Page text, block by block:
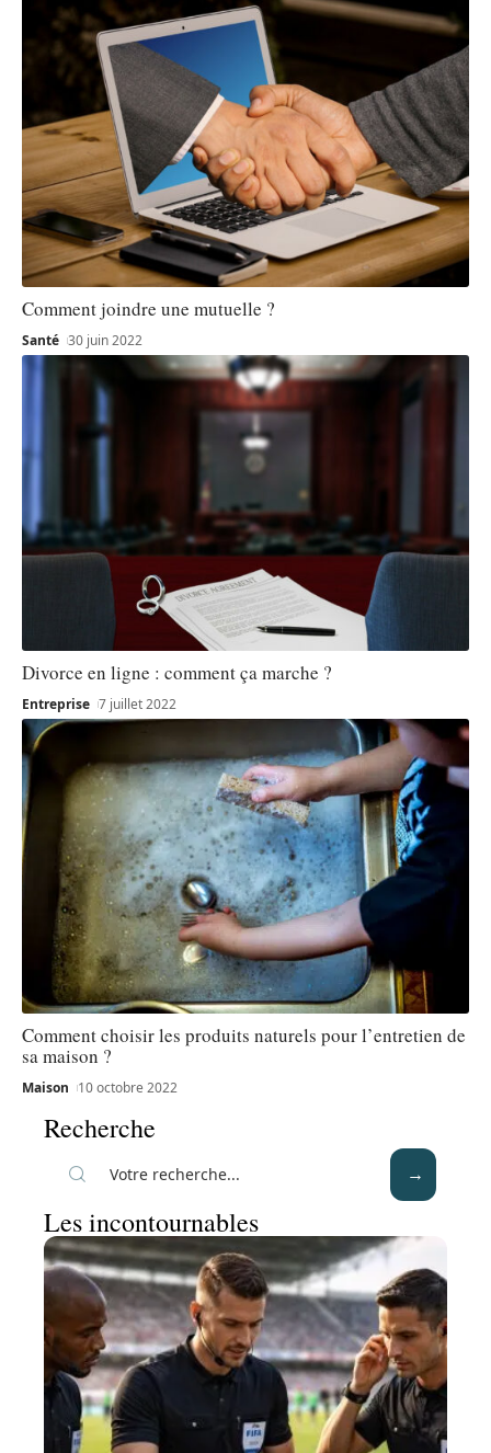
Comment joindre une mutuelle ?
Santé 30 juin 2022
Divorce en ligne : comment ça marche ?
Entreprise 7 juillet 2022
Comment choisir les produits naturels pour l’entretien de
sa maison ?
Maison 10 octobre 2022
Recherche
Les incontournables